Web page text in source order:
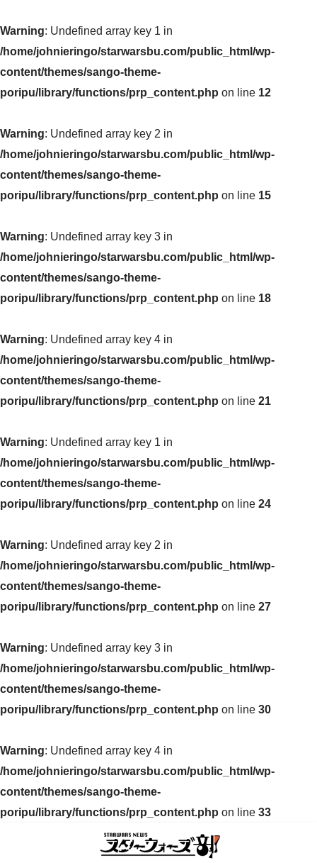
Warning: Undefined array key 1 in
/home/johnieringo/starwarsbu.com/public_html/wp-
content/themes/sango-theme-
poripu/library/functions/prp_content.php on line 12
Warning: Undefined array key 2 in
/home/johnieringo/starwarsbu.com/public_html/wp-
content/themes/sango-theme-
poripu/library/functions/prp_content.php on line 15
Warning: Undefined array key 3 in
/home/johnieringo/starwarsbu.com/public_html/wp-
content/themes/sango-theme-
poripu/library/functions/prp_content.php on line 18
Warning: Undefined array key 4 in
/home/johnieringo/starwarsbu.com/public_html/wp-
content/themes/sango-theme-
poripu/library/functions/prp_content.php on line 21
Warning: Undefined array key 1 in
/home/johnieringo/starwarsbu.com/public_html/wp-
content/themes/sango-theme-
poripu/library/functions/prp_content.php on line 24
Warning: Undefined array key 2 in
/home/johnieringo/starwarsbu.com/public_html/wp-
content/themes/sango-theme-
poripu/library/functions/prp_content.php on line 27
Warning: Undefined array key 3 in
/home/johnieringo/starwarsbu.com/public_html/wp-
content/themes/sango-theme-
poripu/library/functions/prp_content.php on line 30
Warning: Undefined array key 4 in
/home/johnieringo/starwarsbu.com/public_html/wp-
content/themes/sango-theme-
poripu/library/functions/prp_content.php on line 33